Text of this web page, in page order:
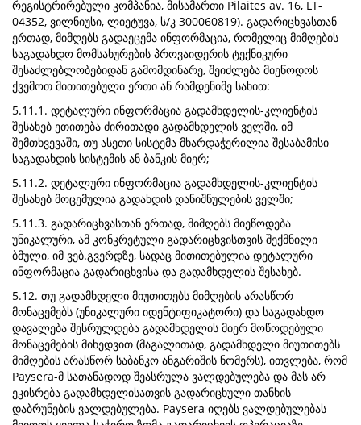
რეგისტრირებული კომპანია, მისამართი Pilaites av. 16, LT-
04352, ვილნიუსი, ლიეტუვა, ს/კ 300060819). გადარიცხვასთან
ერთად, მიმღებს გადაეცემა ინფორმაცია, რომელიც მიმღების
საგადახდო მომსახურების პროვაიდერის ტექნიკური
შესაძლებლობებიდან გამომდინარე, შეიძლება მიეწოდოს
ქვემოთ მითითებული ერთი ან რამდენიმე სახით:
5.11.1. დეტალური ინფორმაცია გადამხდელის-კლიენტის
შესახებ ეთითება ძირითადი გადამხდელის ველში, იმ
შემთხვევაში, თუ ასეთი სისტემა მხარდაჭერილია შესაბამისი
საგადახდის სისტემის ან ბანკის მიერ;
5.11.2. დეტალური ინფორმაცია გადამხდელის-კლიენტის
შესახებ მოცემულია გადახდის დანიშნულების ველში;
5.11.3. გადარიცხვასთან ერთად, მიმღებს მიეწოდება
უნიკალური, ამ კონკრეტული გადარიცხვისთვის შექმნილი
ბმული, იმ ვებ.გვერდზე, სადაც მითითებულია დეტალური
ინფორმაცია გადარიცხვისა და გადამხდელის შესახებ.
5.12. თუ გადამხდელი მიუთითებს მიმღების არასწორ
მონაცემებს (უნიკალური იდენტიფიკატორი) და საგადახდო
დავალება შესრულდება გადამხდელის მიერ მოწოდებული
მონაცემების მიხედვით (მაგალითად, გადამხდელი მიუთითებს
მიმღების არასწორ საბანკო ანგარიშის ნომერს), ითვლება, რომ
Paysera-მ სათანადოდ შეასრულა ვალდებულება და მას არ
ეკისრება გადამხდელისათვის გადარიცხული თანხის
დაბრუნების ვალდებულება. Paysera იღებს ვალდებულებას